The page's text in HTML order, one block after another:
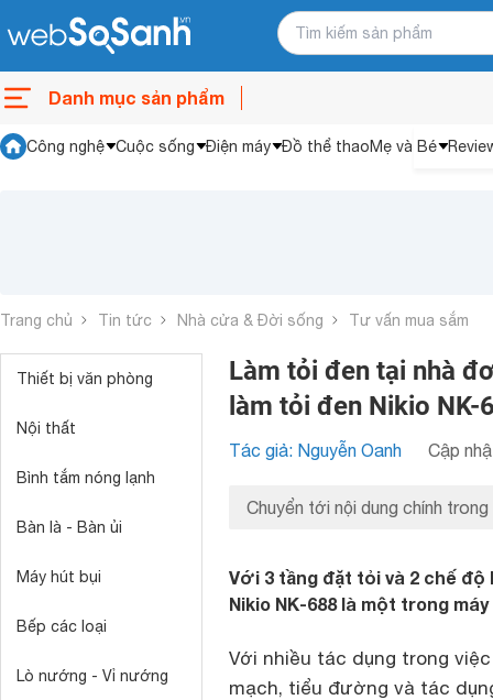
Danh mục sản phẩm
Công nghệ Cuộc sống Điện máy Đồ thể thaoMẹ và Bé
Trang chủ Tin tức Nhà cửa & Đời sống Tư vấn mua sắm
Thiết bị văn phòng
Nội thất
Bình tắm nóng lạnh
Bàn là - Bàn ủi
Máy hút bụi
Bếp các loại
Lò nướng - Vỉ nướng
Làm tỏi đen tại nhà
làm tỏi đen Nikio NK-
Tác giả: Nguyễn Oanh Cập
Chuyển tới nội dung chính trong
Với 3 tầng đặt tỏi và 2 chế độ
Nikio NK-688 là một trong
Với nhiều tác dụng trong
mạch, tiểu đường và tác